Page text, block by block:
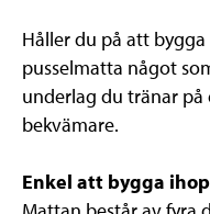
Håller du på att
pusselmatta något
underlag du tränar
bekvämare.
Enkel att bygga ihop